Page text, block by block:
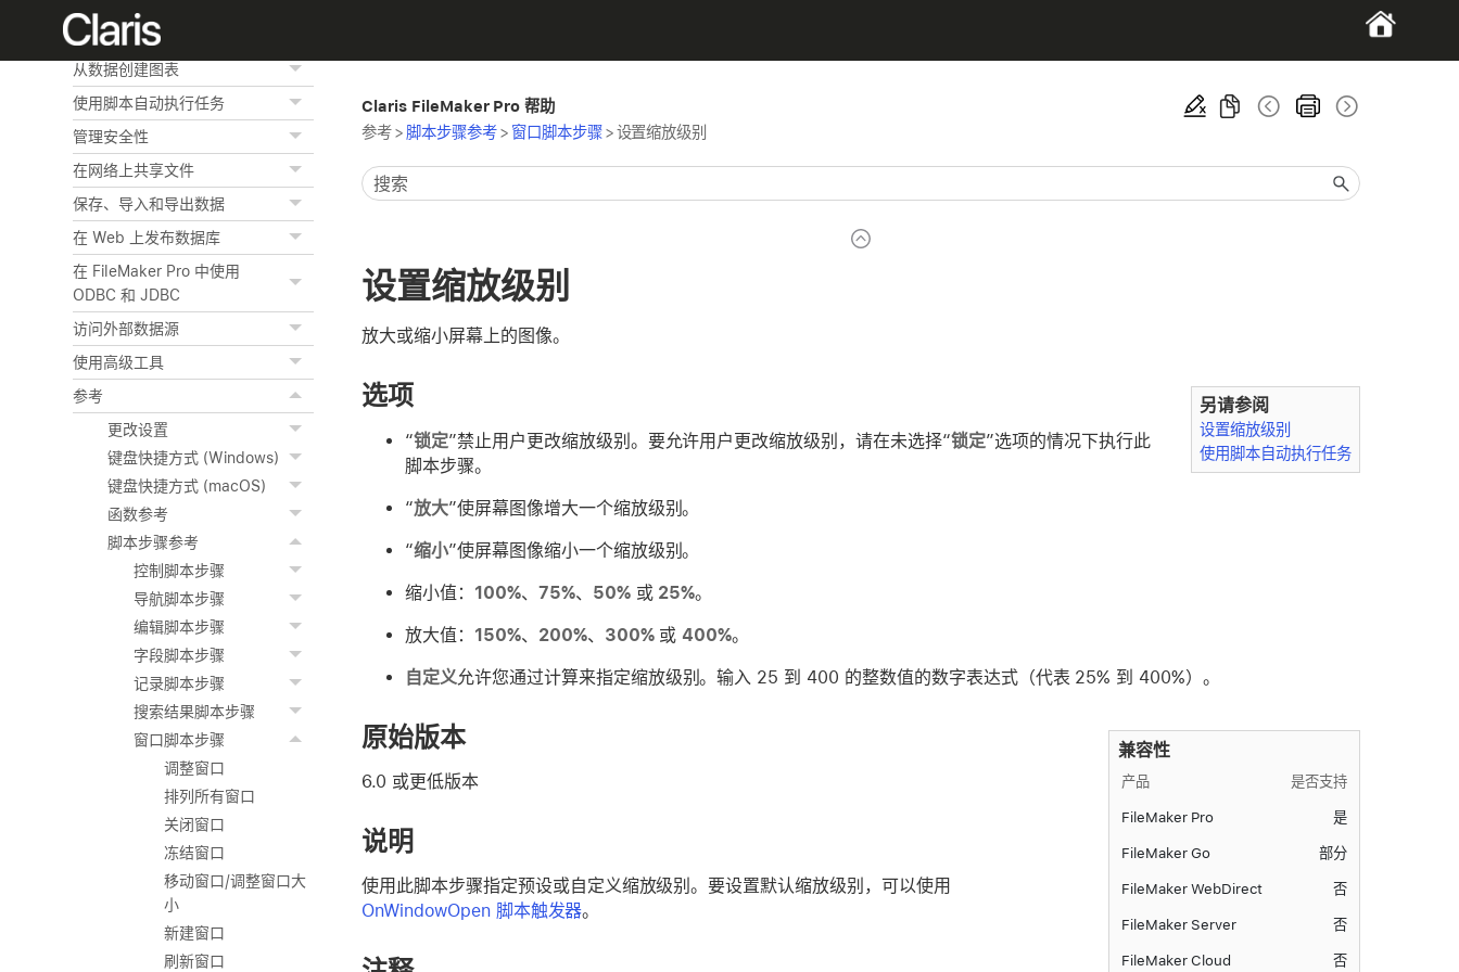
编辑对象、布局部分和布局背
景
从数据创建图表
使用脚本自动执行任务
管理安全性
在网络上共享文件
保存、导入和导出数据
在 Web 上发布数据库
在 FileMaker Pro 中使用
ODBC 和 JDBC
访问外部数据源
使用高级工具
参考
更改设置
键盘快捷方式 (Windows)
键盘快捷方式 (macOS)
函数参考
脚本步骤参考
控制脚本步骤
导航脚本步骤
编辑脚本步骤
字段脚本步骤
记录脚本步骤
搜索结果脚本步骤
窗口脚本步骤
调整窗口
排列所有窗口
关闭窗口
冻结窗口
移动窗口/调整窗口大
小
新建窗口
刷新窗口
Claris FileMaker Pro 帮助
参考> 脚本步骤参考> 窗口脚本步骤 >设置缩放级别
设置缩放级别
放大或缩小屏幕上的图像。
另请参阅
设置缩放级别
使用脚本自动执行任务
选项
“锁定”禁止用户更改缩放级别。要允许用户更改缩放级别，请在未选择“锁定”选项的情况下执行此
脚本步骤。
“放大”使屏幕图像增大一个缩放级别。
“缩小”使屏幕图像缩小一个缩放级别。
缩小值： 100%、 75%、 50%或 25%。
放大值： 150%、 200%、 300%或 400%。
自定义允许您通过计算来指定缩放级别。输入 25 到 400 的整数值的数字表达式（代表 25% 到 400%）。
兼容性
产品 是否支持
FileMaker Pro 是
FileMaker Go 部分
FileMaker WebDirect 否
FileMaker Server 否
FileMaker Cloud 否
原始版本
6.0 或更低版本
说明
使用此脚本步骤指定预设或自定义缩放级别。要设置默认缩放级别，可以使用
OnWindowOpen 脚本触发器。